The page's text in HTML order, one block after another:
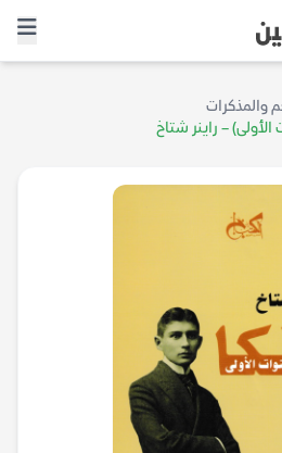
والمذكرات
– راينر شتاخ